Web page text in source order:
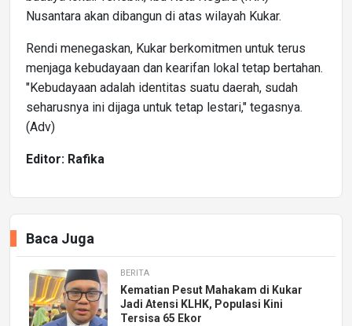
Nusantara akan dibangun di atas wilayah Kukar.
Rendi menegaskan, Kukar berkomitmen untuk terus
menjaga kebudayaan dan kearifan lokal tetap bertahan.
"Kebudayaan adalah identitas suatu daerah, sudah
seharusnya ini dijaga untuk tetap lestari," tegasnya.
(Adv)
Editor: Rafika
Baca Juga
BERITA
Kematian Pesut Mahakam di Kukar
Jadi Atensi KLHK, Populasi Kini
Tersisa 65 Ekor